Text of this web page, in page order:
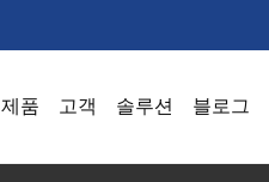
제품 고객 솔루션 블로그